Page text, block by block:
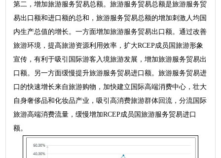
第二，增加旅游服务贸易总额。旅游服务贸易总额是旅游服务贸
易出口额和进口额的总和，旅游服务贸易总额的增加刺激人均国
内生产总值的增长。一方面增加旅游服务贸易出口额。通过改善
旅游环境，提高旅游资源利用效率，扩大RCEP成员国旅游形象
宣传，有利于吸引国际游客入境旅游发展，增加旅游服务贸易出
口额。另一方面缓慢提升旅游服务贸易进口额。旅游服务贸易进
口的快速增长来自旅游购物，加快建立国际高端消费中心，壮大
自身奢侈品和化妆品产业，吸引高消费旅游群体回流，分流国际
旅游高端消费流量，缓慢增加RCEP成员国旅游服务贸易进口
额。